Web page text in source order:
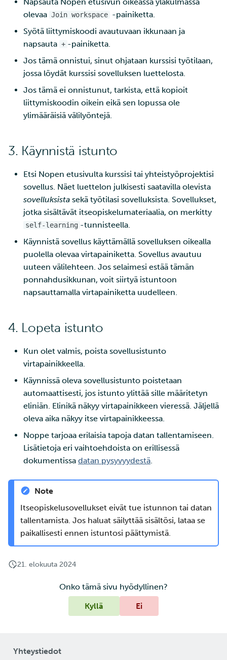
tarkastelu
Laskutus
Monivaiheinen
tunnistautuminen
sovellus Rahdissa
Kustomize
Opettele pilvilaskentaa
kehittämällä ja
Monivaiheinen
Pod (anti)
Käänteisen
välityspalvelimen
sivukontin avulla
Sähköpostin
Rahtista
formaattiin
Webhookit
ja IDAn välillä Puhtin
olevaa Join workspace -painiketta.
Syötä liittymiskoodi avautuvaan ikkunaan ja
napsauta + -painiketta.
Jos tämä onnistui, sinut ohjataan kurssisi työtilaan,
jossa löydät kurssisi sovelluksen luettelosta.
Jos tämä ei onnistunut, tarkista, että kopioit
liittymiskoodin oikein eikä sen lopussa ole
ylimääräisiä välilyöntejä.
3. Käynnistä istunto
Etsi Nopen etusivulta kurssisi tai yhteistyöprojektisi
sovellus. Näet luettelon julkisesti saatavilla olevista
sovelluksista sekä työtilasi sovelluksista. Sovellukset,
jotka sisältävät itseopiskelumateriaalia, on merkitty
self-learning -tunnisteella.
Käynnistä sovellus käyttämällä sovelluksen oikealla
puolella olevaa virtapainiketta. Sovellus avautuu
uuteen välilehteen. Jos selaimesi estää tämän
ponnahdusikkunan, voit siirtyä istuntoon
napsauttamalla virtapainiketta uudelleen.
4. Lopeta istunto
Kun olet valmis, poista sovellusistunto
virtapainikkeella.
Käynnissä oleva sovellusistunto poistetaan
automaattisesti, jos istunto ylittää sille määritetyn
eliniän. Elinikä näkyy virtapainikkeen vieressä. Jäljellä
oleva aika näkyy itse virtapainikkeessa.
Noppe tarjoaa erilaisia tapoja datan tallentamiseen.
Lisätietoja eri vaihtoehdoista on erillisessä
dokumentissa datan pysyvyydestä.
Note
Itseopiskelusovellukset eivät tue istunnon tai datan
tallentamista. Jos haluat säilyttää sisältösi, lataa se
paikallisesti ennen istuntosi päättymistä.
21. elokuuta 2024
Onko tämä sivu hyödyllinen?
Kyllä
Ei
Yhteystiedot